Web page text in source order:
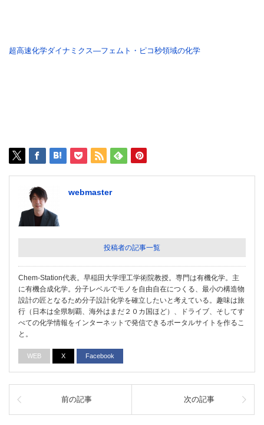
超高速化学ダイナミクス―フェムト・ピコ秒領域の化学
webmaster
投稿者の記事一覧
Chem-Station代表。早稲田大学理工学術院教授。専門は有機化学。主
に有機合成化学。分子レベルでモノを自由自在につくる、最小の構造物
設計の匠となるため分子設計化学を確立したいと考えている。趣味は旅
行（日本は全県制覇、海外はまだ２０カ国ほど）、ドライブ、そしてす
べての化学情報をインターネットで発信できるポータルサイトを作るこ
と。
WEB X Facebook
前の記事 次の記事